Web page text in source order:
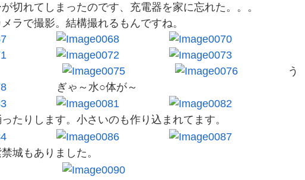
切れてしまったのです、充電器を家に忘れた。。。
ラで撮影。結構撮れるもんですね。
う
ぎゃ～水○体が～
たりします。小さいのも作り込まれてます。
城もありました。